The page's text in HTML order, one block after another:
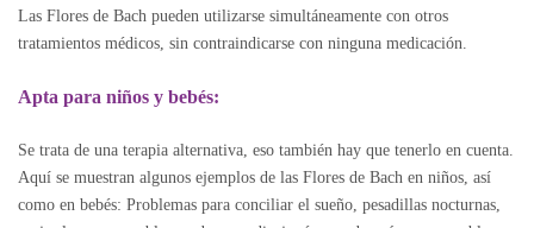
Las Flores de Bach pueden utilizarse simultáneamente con otros
tratamientos médicos, sin contraindicarse con ninguna medicación.
Apta para niños y bebés:
Se trata de una terapia alternativa, eso también hay que tenerlo en cuenta.
Aquí se muestran algunos ejemplos de las Flores de Bach en niños, así
como en bebés: Problemas para conciliar el sueño, pesadillas nocturnas,